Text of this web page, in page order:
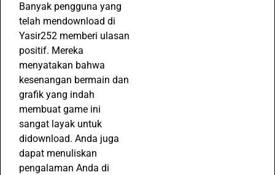
Banyak pengguna yang
telah mendownload di
Yasir252 memberi ulasan
positif. Mereka
menyatakan bahwa
kesenangan bermain dan
grafik yang indah
membuat game ini
sangat layak untuk
didownload. Anda juga
dapat menuliskan
pengalaman Anda di